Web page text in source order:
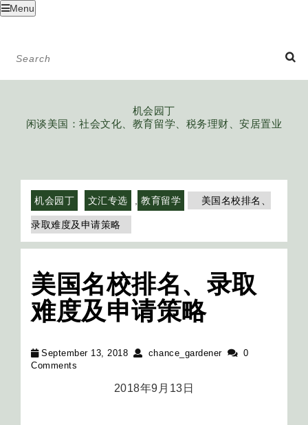
Menu
机会园丁
闲谈美国：社会文化、教育留学、税务理财、安居置业
机会园丁 文汇专选 教育留学 美国名校排名、
录取难度及申请策略
美国名校排名、录取
难度及申请策略
September 13, 2018 chance_gardener
0
Comments
2018年9月13日